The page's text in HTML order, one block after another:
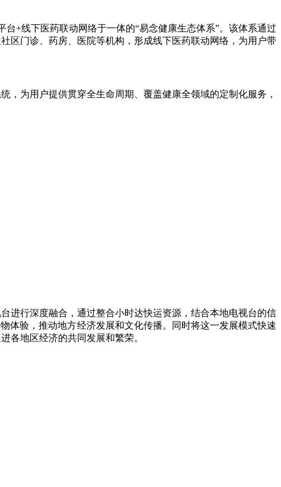
+线下医药联动网络于一体的“易念健康生态体系”。该体系通过
区门诊、药房、医院等机构，形成线下医药联动网络，为用户带
为用户提供贯穿全生命周期、覆盖健康全领域的定制化服务，
进行深度融合，通过整合小时达快运资源，结合本地电视台的信
体验，推动地方经济发展和文化传播。同时将这一发展模式快速
各地区经济的共同发展和繁荣。